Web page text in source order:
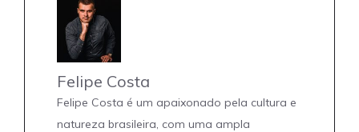
Felipe Costa
Felipe Costa é um apaixonado pela cultura e
natureza brasileira, com uma ampla